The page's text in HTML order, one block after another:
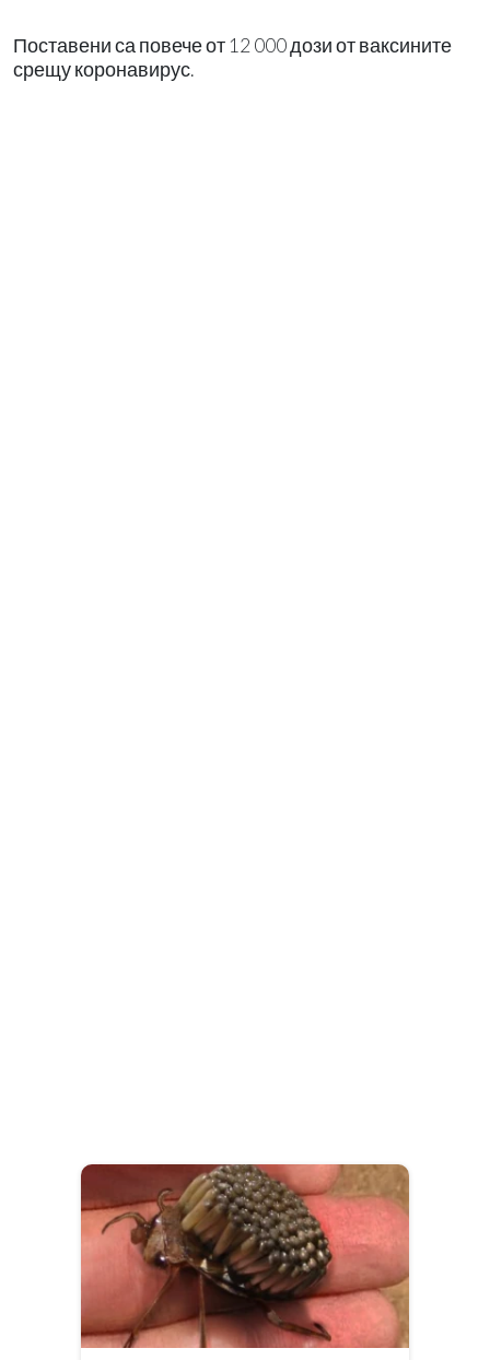
Поставени са повече от 12 000 дози от ваксините
срещу коронавирус.